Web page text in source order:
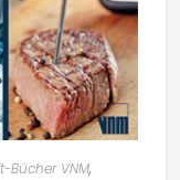
Bücher VNM,